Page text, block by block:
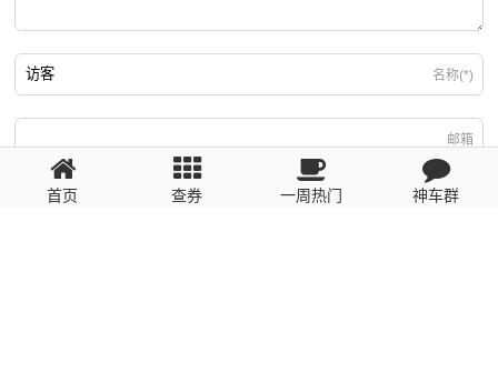
名称(*)
邮箱
回复需填写必要信息
首页 查券 一周热门 神车群